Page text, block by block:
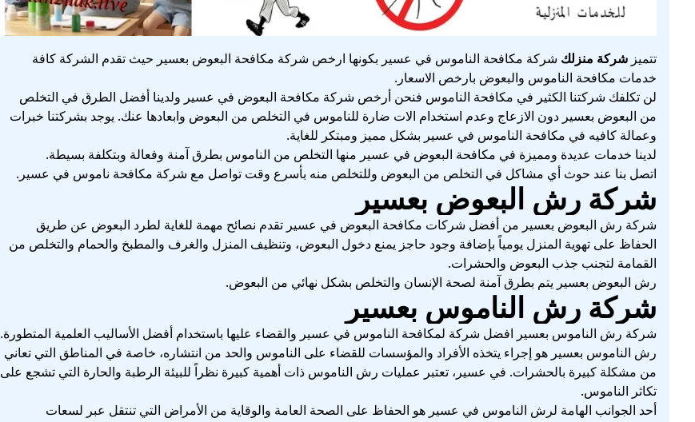
تتميز شركة منزلك شركة مكافحة الناموس في عسير بكونها ارخص شركة مكافحة البعوض بعسير حيث تقدم الشركة كافة
خدمات مكافحة الناموس والبعوض بارخص الاسعار.
لن تكلفك شركتنا الكثير في مكافحة الناموس فنحن أرخص شركة مكافحة البعوض في عسير ولدينا أفضل الطرق في التخلص
من البعوض بعسير دون الازعاج وعدم استخدام الات ضارة للناموس في التخلص من البعوض وابعادها عنك. يوجد بشركتنا خبرات
وعمالة كافيه في مكافحة الناموس في عسير بشكل مميز ومبتكر للغاية.
لدينا خدمات عديدة ومميزة في مكافحة البعوض في عسير منها التخلص من الناموس بطرق آمنة وفعالة وبتكلفة بسيطة.
اتصل بنا عند حوث أي مشاكل في التخلص من البعوض وللتخلص منه بأسرع وقت تواصل مع شركة مكافحة ناموس في عسير.
شركة رش البعوض بعسير
شركة رش البعوض بعسير من أفضل شركات مكافحة البعوض في عسير تقدم نصائح مهمة للغاية لطرد البعوض عن طريق
الحفاظ على تهوية المنزل يومياً بإضافة وجود حاجز يمنع دخول البعوض، وتنظيف المنزل والغرف والمطبخ والحمام والتخلص من
القمامة لتجنب جذب البعوض والحشرات.
رش البعوض بعسير يتم بطرق آمنة لصحة الإنسان والتخلص بشكل نهائي من البعوض.
شركة رش الناموس بعسير
شركة رش الناموس بعسير افضل شركة لمكافحة الناموس في عسير والقضاء عليها باستخدام أفضل الأساليب العلمية المتطورة.
رش الناموس بعسير هو إجراء يتخذه الأفراد والمؤسسات للقضاء على الناموس والحد من انتشاره، خاصة في المناطق التي تعاني
من مشكلة كبيرة بالحشرات. في عسير، تعتبر عمليات رش الناموس ذات أهمية كبيرة نظراً للبيئة الرطبة والحارة التي تشجع على
تكاثر الناموس.
أحد الجوانب الهامة لرش الناموس في عسير هو الحفاظ على الصحة العامة والوقاية من الأمراض التي تنتقل عبر لسعات